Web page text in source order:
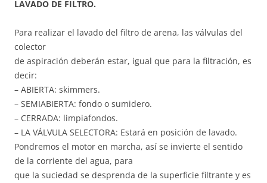
LAVADO DE FILTRO.
Para realizar el lavado del filtro de arena, las válvulas del
colector
de aspiración deberán estar, igual que para la filtración, es
decir:
– ABIERTA: skimmers.
– SEMIABIERTA: fondo o sumidero.
– CERRADA: limpiafondos.
– LA VÁLVULA SELECTORA: Estará en posición de lavado.
Pondremos el motor en marcha, así se invierte el sentido
de la corriente del agua, para
que la suciedad se desprenda de la superficie filtrante y es